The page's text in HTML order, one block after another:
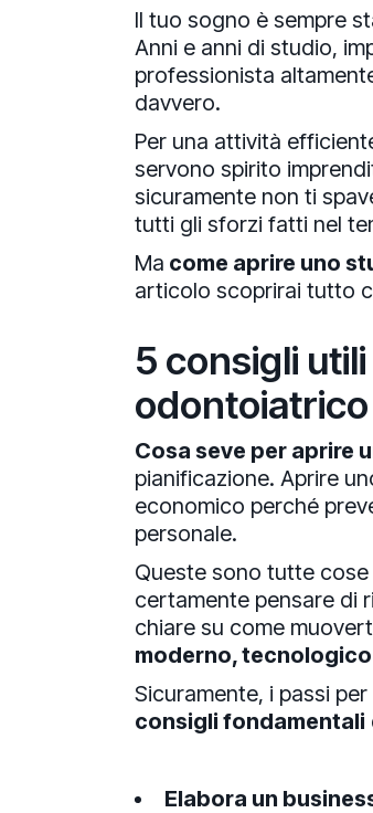
Il tuo sogno è sempre
Anni e anni di studio,
professionista
davvero.
Per una attività
servono spirito
sicuramente non ti
tutti gli sforzi fatti nel
Ma come aprire uno
articolo scoprirai tutto
5 consigli
Cosa seve per aprire
pianificazione. Aprire
economico perché
personale.
Queste sono tutte
certamente pensare di
chiare su come
moderno,
Sicuramente, i passi
consigli fondamentali
Elabora un